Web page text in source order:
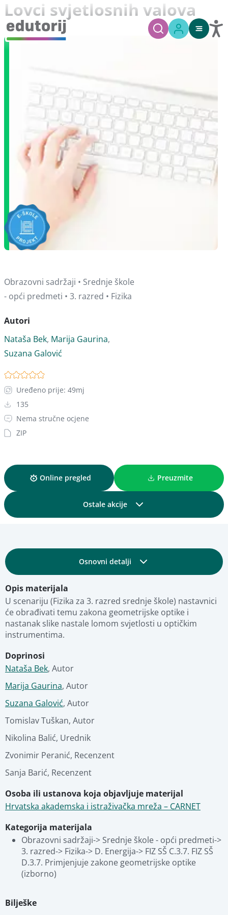
Lovci svjetlosnih valova
Obrazovni sadržaji • Srednje škole
- opći predmeti • 3. razred • Fizika
Autori
Nataša Bek, Marija Gaurina,
Suzana Galović
Uređeno prije: 49mj
135
Nema stručne ocjene
ZIP
Online pregled Preuzmite
Ostale akcije
Dodajte u kolekciju
Dodajte u favorite
Pregled materijala
Osnovni detalji
Obrazovni i tehnički detalji
Fotografije
Stručna ocjena
Povezani materijali
Opis materijala
U scenariju (Fizika za 3. razred srednje škole) nastavnici
će obrađivati temu zakona geometrijske optike i
nastanak slike nastale lomom svjetlosti u optičkim
instrumentima.
Doprinosi
Nataša Bek, Autor
Marija Gaurina, Autor
Suzana Galović, Autor
Tomislav Tuškan, Autor
Nikolina Balić, Urednik
Zvonimir Peranić, Recenzent
Sanja Barić, Recenzent
Osoba ili ustanova koja objavljuje materijal
Hrvatska akademska i istraživačka mreža – CARNET
Kategorija materijala
Obrazovni sadržaji-> Srednje škole - opći predmeti->
3. razred-> Fizika-> D. Energija-> FIZ SŠ C.3.7. FIZ SŠ
D.3.7. Primjenjuje zakone geometrijske optike
(izborno)
Bilješke